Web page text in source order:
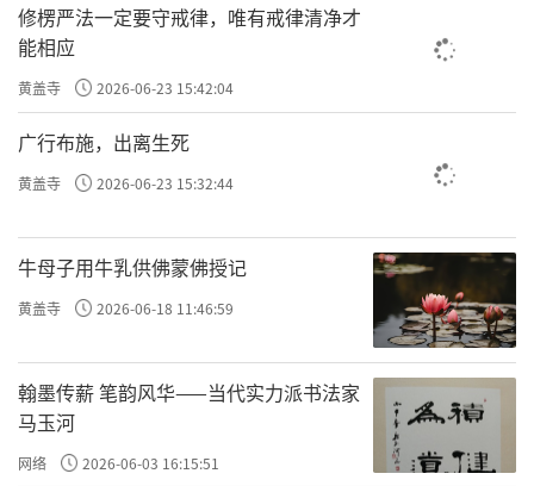
石谿瞧了瞧那一大捆毛笔，摆摆手：“太小
了”。随即他连跑带颠地赶到寺前，从山门后抄
出把秃毛的扫帚说：“我用这个写。”
知府不禁愕然，扫兴地说：“莫非你戏弄本
石谿不卑不亢地回答：“大人，你既同意让
我写，就应相信我才是。请再给我半缸墨汁
“好，你若在此故弄玄虚，严惩不怠。”
墨汁抬来，大匾上蒙住宣纸。就见石谿疾
修楞严法一定要守戒律，唯有戒律清净才
能相应
黄盖寺 2026-06-23 15:42:04
广行布施，出离生死
黄盖寺 2026-06-23 15:32:44
牛母子用牛乳供佛蒙佛授记
黄盖寺 2026-06-18 11:46:59
翰墨传薪 笔韵风华——当代实力派书法家
马玉河
网络 2026-06-03 16:15:51